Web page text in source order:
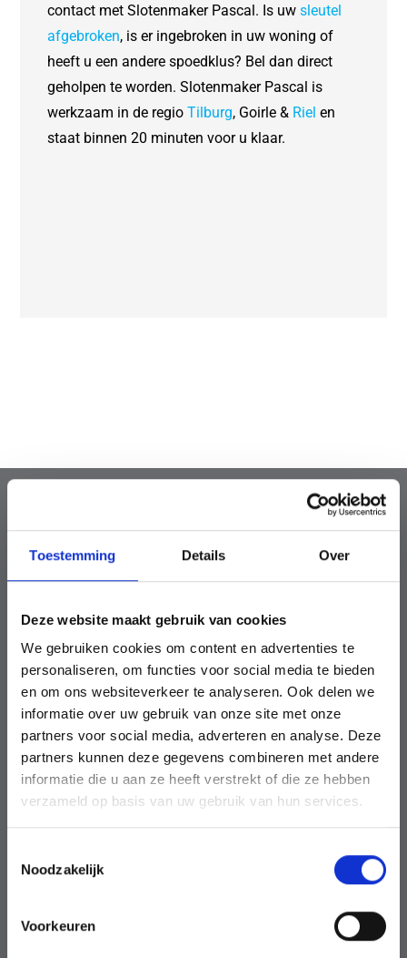
Toestemming Details Over
Deze website maakt gebruik van cookies
We gebruiken cookies om content en advertenties te
personaliseren, om functies voor social media te bieden
en om ons websiteverkeer te analyseren. Ook delen we
informatie over uw gebruik van onze site met onze
partners voor social media, adverteren en analyse. Deze
partners kunnen deze gegevens combineren met andere
informatie die u aan ze heeft verstrekt of die ze hebben
verzameld op basis van uw gebruik van hun services.
Noodzakelijk
Voorkeuren
contact met Slotenmaker Pascal. Is uwsleutel
afgebroken, is er ingebroken in uw woning of
heeft u een andere spoedklus? Bel dan direct
geholpen te worden. Slotenmaker Pascal is
werkzaam in de regioTilburg, Goirle & Riel en
staat binnen 20 minuten voor u klaar.
Werkwijze bij slotenmaker
diensten (niet-spoed):